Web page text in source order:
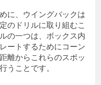
に、ウイングバックは
のドリルに取り組むこ
の一つは、ボックス内
ートするためにコーン
離からこれらのスポッ
うことです。